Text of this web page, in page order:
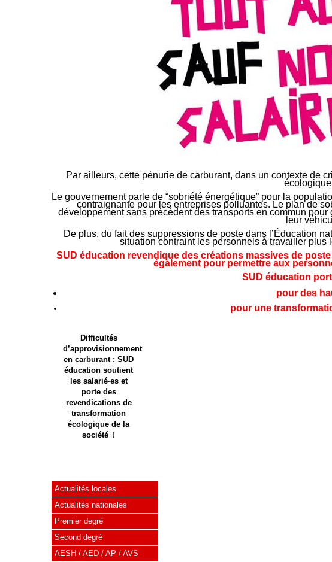
Par ailleurs, cette pénurie de carburant, dans un contexte de
Le gouvernement parle de “sobriété énergétique” pour la
contraignante pour les entreprises polluantes. Le plan de
développement sans précédent des transports en commun
leur
De plus, du fait des suppressions de poste dans l’Éducation
situation contraint les personnels à travailler
SUD éducation revendique des créations massives de
également pour permettre aux
SUD éducation
pour des
pour une
Difficultés
d’approvisionnement
en carburant : SUD
éducation soutient
les salarié·es et
porte des
revendications de
transformation
écologique de la
société !
Actualités locales
Actualités nationales
Premier degré
Second degré
AESH / AED / AP / AVS